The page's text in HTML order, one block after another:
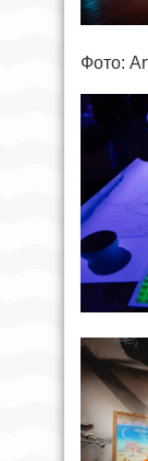
Фото: